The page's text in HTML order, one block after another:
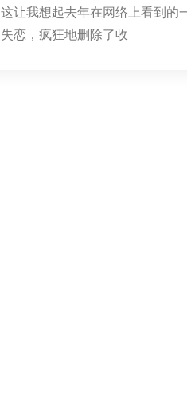
这让我想起去年在网络上看到的
失恋，疯狂地删除了收